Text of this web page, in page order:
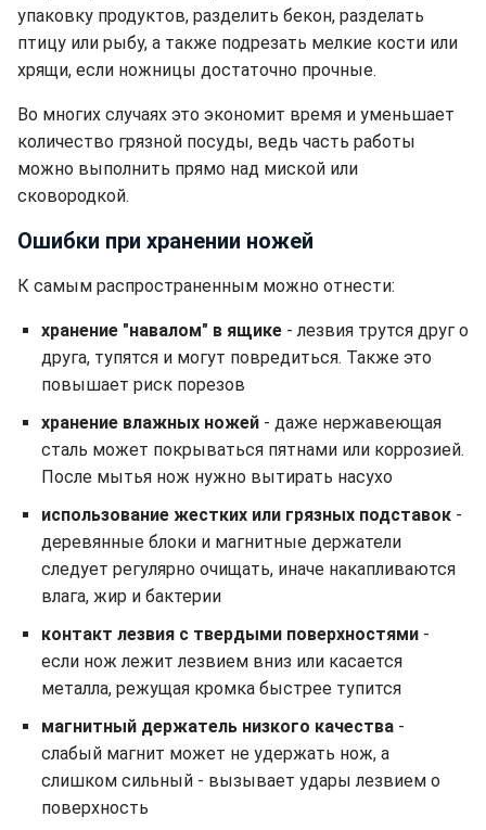
упаковку продуктов, разделить бекон, разделать
птицу или рыбу, а также подрезать мелкие кости или
хрящи, если ножницы достаточно прочные.
Во многих случаях это экономит время и уменьшает
количество грязной посуды, ведь часть работы
можно выполнить прямо над миской или
сковородкой.
Ошибки при хранении ножей
К самым распространенным можно отнести:
хранение "навалом" в ящике - лезвия трутся друг о
друга, тупятся и могут повредиться. Также это
повышает риск порезов
хранение влажных ножей - даже нержавеющая
сталь может покрываться пятнами или коррозией.
После мытья нож нужно вытирать насухо
использование жестких или грязных подставок -
деревянные блоки и магнитные держатели
следует регулярно очищать, иначе накапливаются
влага, жир и бактерии
контакт лезвия с твердыми поверхностями -
если нож лежит лезвием вниз или касается
металла, режущая кромка быстрее тупится
магнитный держатель низкого качества -
слабый магнит может не удержать нож, а
слишком сильный - вызывает удары лезвием о
поверхность